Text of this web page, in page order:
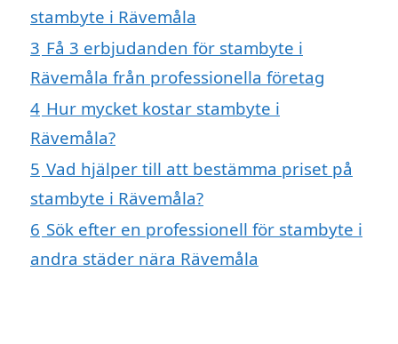
stambyte i Rävemåla
3 Få 3 erbjudanden för stambyte i
Rävemåla från professionella företag
4 Hur mycket kostar stambyte i
Rävemåla?
5 Vad hjälper till att bestämma priset på
stambyte i Rävemåla?
6 Sök efter en professionell för stambyte i
andra städer nära Rävemåla